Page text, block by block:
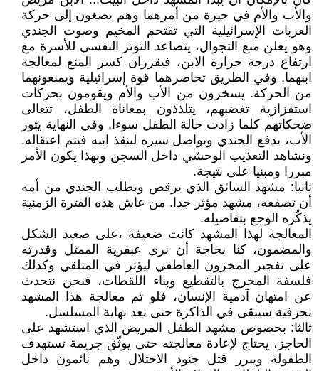
والأب والأم في حيرة من أمرهما وهم يصغون إلى حركة
العربات الإسرائيلية التي تقتحم المخيم وصوت الجندي
وهو يعلن منع التجوال، يتصاعد التوتر النفسي للأسرة مع
ارتفاع درجة حرارة الابن، فيقرران كسر المنع لمعالجة
ابنهما. وفي الطريق تحاصرهما قوة إسرائيلية ويمنعونهما
من الحركة. يسخرون من الأب والأم ويقومون بحركات
استفزازية تغضبهم، يتلذذون بمعاناة الطفل، تتعالى
ضحكاتهم كلما زادت حالة الطفل سوءا. وفي النهاية يثور
الأب، يدفع الجندي ويواصل سيره لينقذ ابنه فيتم اعتقاله.
ونشاهد التعذيب الوحشي داخل السجن وبهذا يكون الأمر
مبررا ومبنيا على نتيجة.
ثانيا: مشهد السائق الذي يرقص ويطلب الجندي من أمه
أن تصفعه، مشهد مؤثر جدا. من عاش هذه الفترة الزمنية
يذكّره الوجع بتفاصيله.
المعالجة لهذا المشهد كانت ضعيفة ،على صعيد الشكل
والمضمون، كنا بحاجة أن نرى عبقرية الممثل وقدرته
على تفجير المخزون العاطفي ليؤثر في المتلقي وكذلك
فلسفة المخرج بالتقطيع وبناء اللقطات، فنحن نتحدث
عن امتهان آدمية الإنسان، فلو تم معالجة هذا المشهد
بحرفية سيبقى في الذاكرة حتى بعد نهاية المسلسل.
ثالثا: بخصوص مشهد الطفل المريض الذي استشهد على
الحاجز، يحتاج لإعادة معالجته حتى يوثّق جريمة تستهدف
الطفولة ويبرر قتل جنود الاحتلال وهم نائمون داخل